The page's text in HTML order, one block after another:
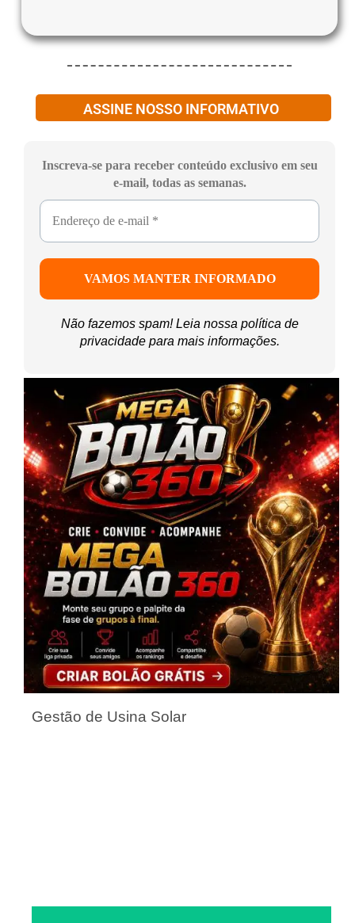
ASSINE NOSSO INFORMATIVO
Inscreva-se para receber conteúdo exclusivo em seu
e-mail, todas as semanas.
Não fazemos spam! Leia nossa política de
privacidadepara mais informações.
Gestão de Usina Solar